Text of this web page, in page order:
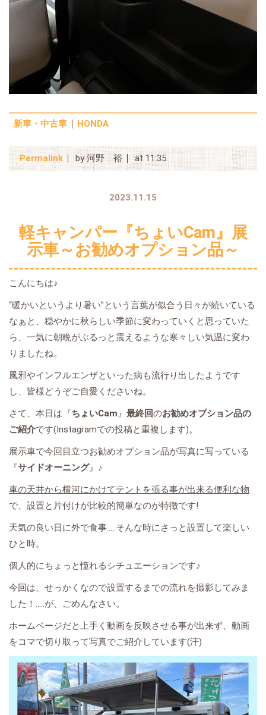
新車・中古車 HONDA
Permalink by 河野 裕 at 11:35
2023.11.15
軽キャンパー『ちょいCam』展
示車～お勧めオプション品～
こんにちは♪
“暖かいというより暑い”という言葉が似合う日々が続いている
なぁと、穏やかに秋らしい季節に変わっていくと思っていた
ら、一気に朝晩がぶるっと震えるような寒々しい気温に変わ
りましたね。
風邪やインフルエンザといった病も流行り出したようです
し、皆様どうぞご自愛くださいね。
さて、本日は『ちょいCam』 最終回のお勧めオプション品の
ご紹介です(Instagramでの投稿と重複します)。
展示車で今回目立つお勧めオプション品が写真に写っている
『サイドオーニング』♪
車の天井から横河にかけてテントを張る事が出来る便利な物
で、設置と片付けが比較的簡単なのが特徴です!
天気の良い日に外で食事.....そんな時にさっと設置して楽しい
ひと時。
個人的にちょっと憧れるシチュエーションです♪
今回は、せっかくなので設置するまでの流れを撮影してみま
した！.....が、ごめんなさい。
ホームページだと上手く動画を反映させる事が出来ず、動画
をコマで切り取って写真でご紹介しています(汗)